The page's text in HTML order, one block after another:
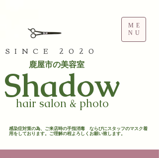
SINCE 2020
​Shadow
hair salon & photo
ME
NU
鹿屋市の美容室
​感染症対策の為、ご来店時の手指消毒 ならびにスタッフのマスク着
用をしております。ご理解の程よろしくお願い致します。​